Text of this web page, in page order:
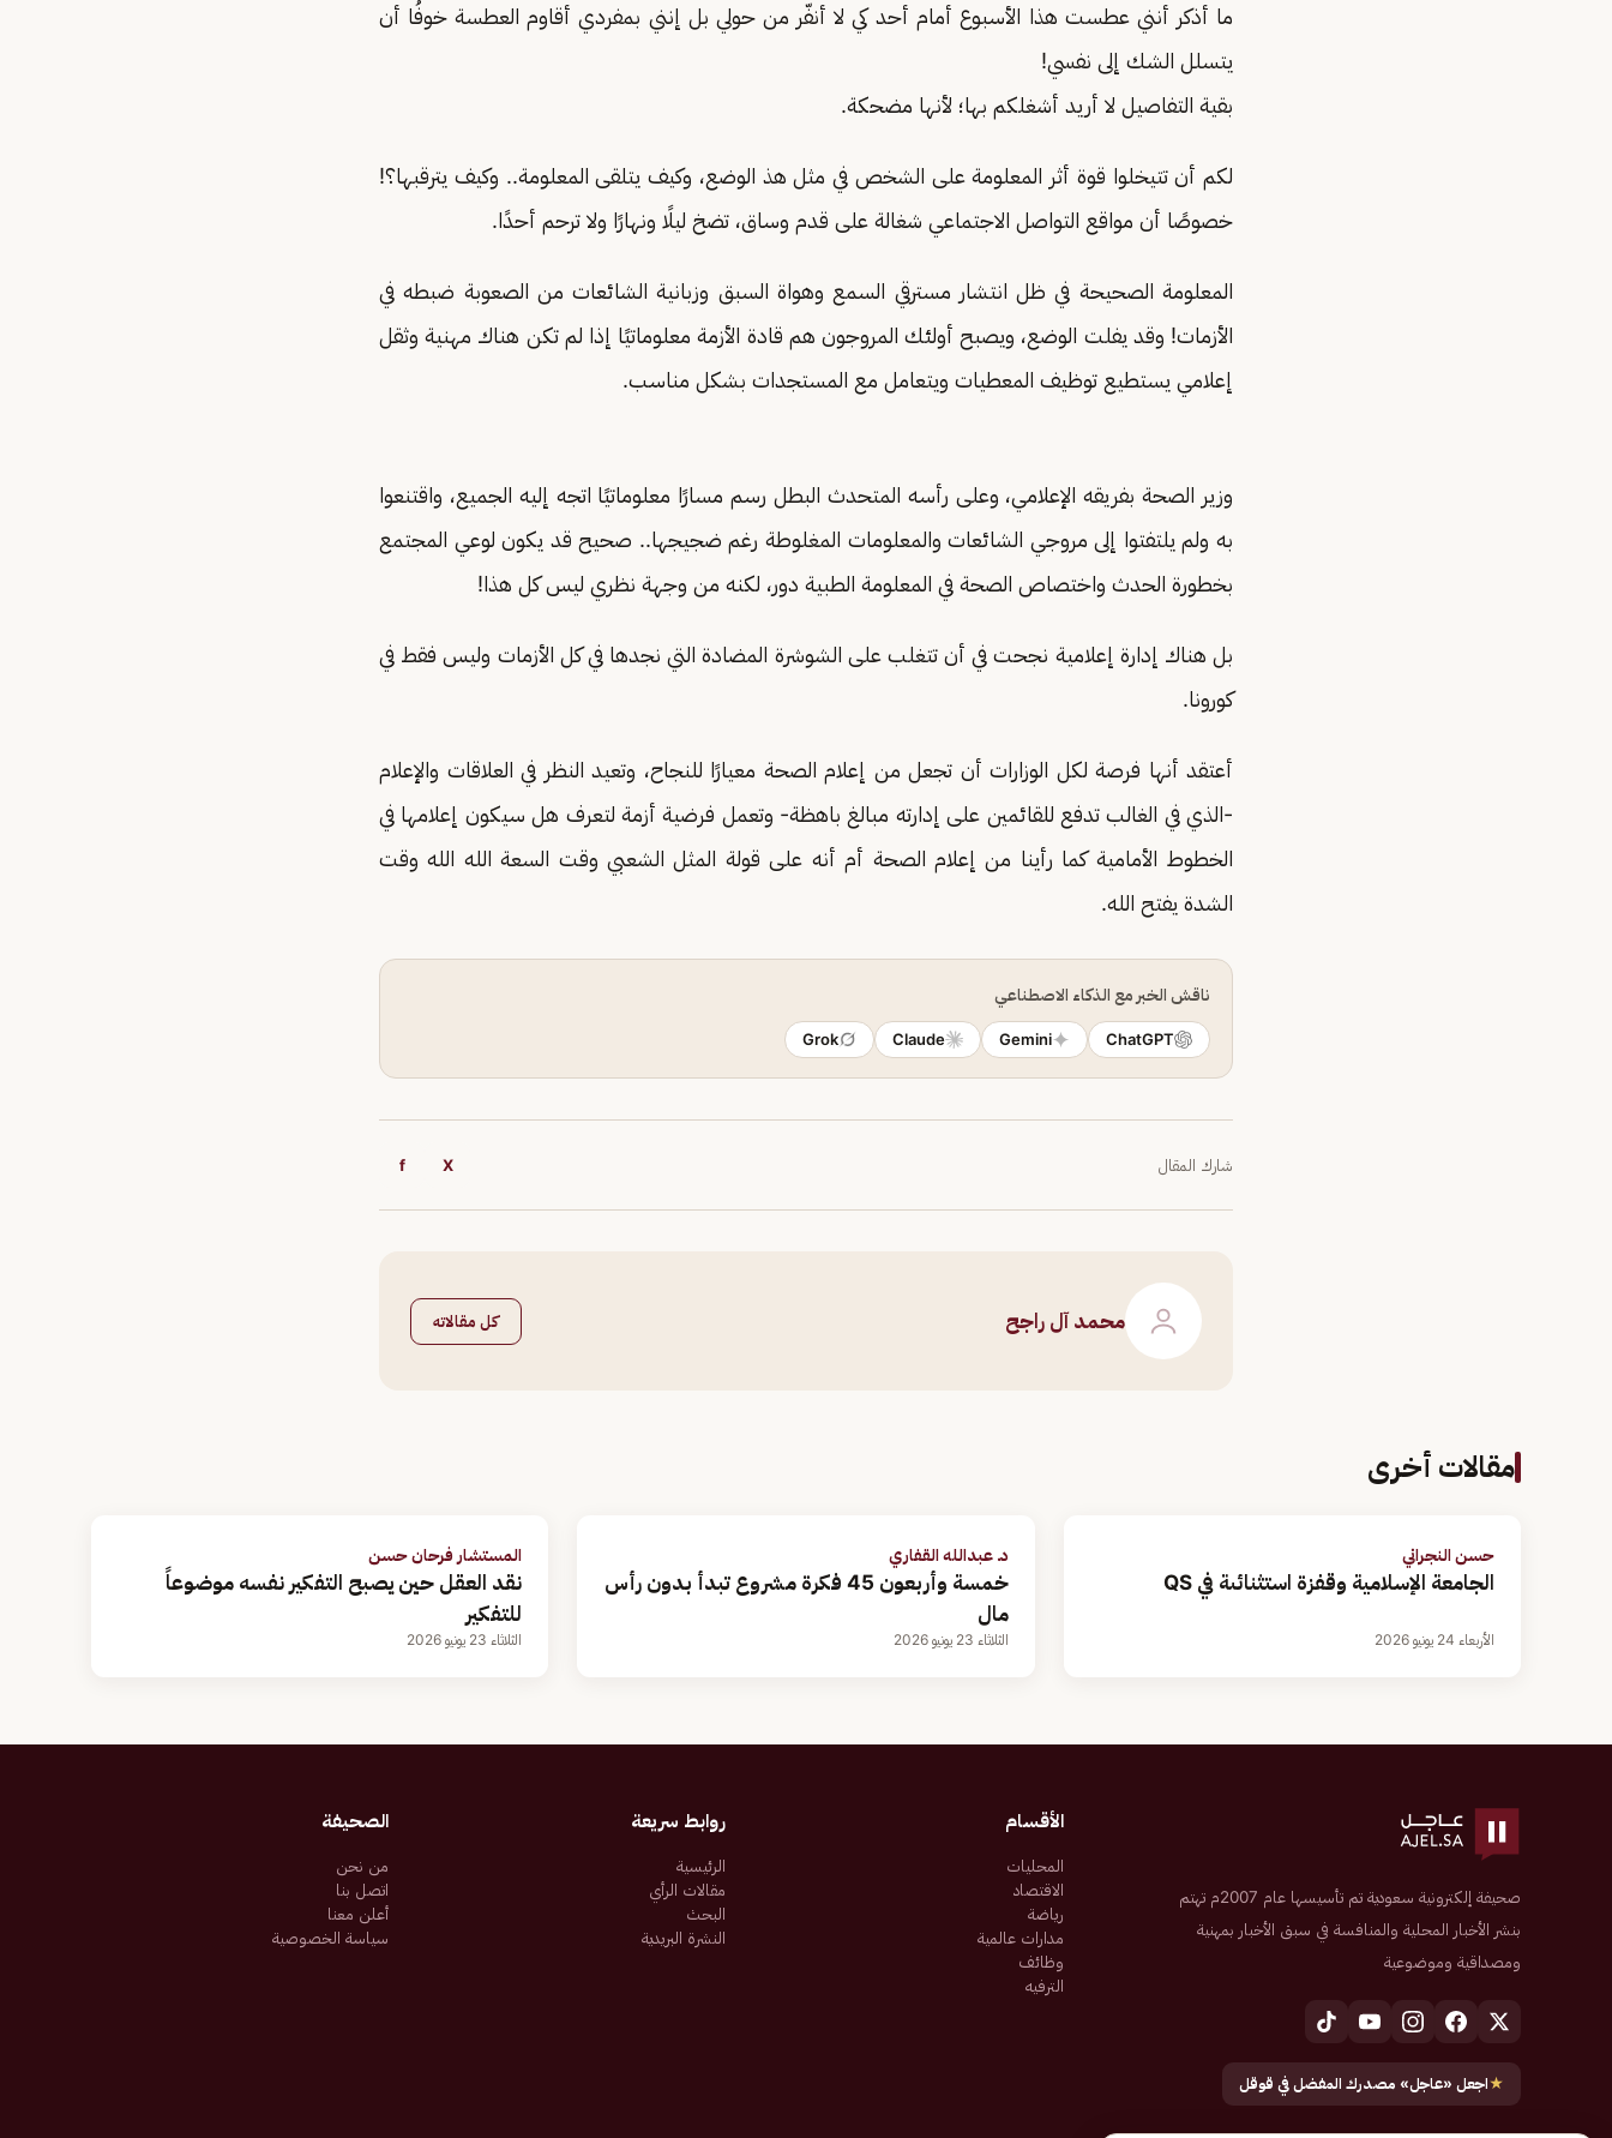
ما أذكر أنني عطست هذا الأسبوع أمام أحد كي لا أنفّر من حولي بل إنني بمفردي أقاوم العطسة خوفُا أن
يتسلل الشك إلى نفسي!
بقية التفاصيل لا أريد أشغلكم بها؛ لأنها مضحكة.
لكم أن تتيخلوا قوة أثر المعلومة على الشخص في مثل هذ الوضع، وكيف يتلقى المعلومة.. وكيف يترقبها؟!
خصوصًا أن مواقع التواصل الاجتماعي شغالة على قدم وساق، تضخ ليلًا ونهارًا ولا ترحم أحدًا.
المعلومة الصحيحة في ظل انتشار مسترقي السمع وهواة السبق وزبانية الشائعات من الصعوبة ضبطه في
الأزمات! وقد يفلت الوضع، ويصبح أولئك المروجون هم قادة الأزمة معلوماتيًا إذا لم تكن هناك مهنية وثقل
إعلامي يستطيع توظيف المعطيات ويتعامل مع المستجدات بشكل مناسب.
وزير الصحة بفريقه الإعلامي، وعلى رأسه المتحدث البطل رسم مسارًا معلوماتيًا اتجه إليه الجميع، واقتنعوا
به ولم يلتفتوا إلى مروجي الشائعات والمعلومات المغلوطة رغم ضجيجها.. صحيح قد يكون لوعي المجتمع
بخطورة الحدث واختصاص الصحة في المعلومة الطبية دور، لكنه من وجهة نظري ليس كل هذا!
بل هناك إدارة إعلامية نجحت في أن تتغلب على الشوشرة المضادة التي نجدها في كل الأزمات وليس فقط في
كورونا.
أعتقد أنها فرصة لكل الوزارات أن تجعل من إعلام الصحة معيارًا للنجاح، وتعيد النظر في العلاقات والإعلام
-الذي في الغالب تدفع للقائمين على إدارته مبالغ باهظة- وتعمل فرضية أزمة لتعرف هل سيكون إعلامها في
الخطوط الأمامية كما رأينا من إعلام الصحة أم أنه على قولة المثل الشعبي وقت السعة الله الله وقت
الشدة يفتح الله.
ناقش الخبر مع الذكاء الاصطناعي
ChatGPT
Gemini
Claude
Grok
شارك المقال X
f
محمد آل راجح كل مقالاته
مقالات أخرى
حسن النجراني
الجامعة الإسلامية وقفزة استثنائىة في QS
الأربعاء 24 يونيو 2026
د. عبدالله القفاري
خمسة وأربعون 45 فكرة مشروع تبدأ بدون رأس
مال
الثلاثاء 23 يونيو 2026
المستشار فرحان حسن
نقد العقل حين يصبح التفكير نفسه موضوعاً
للتفكير
الثلاثاء 23 يونيو 2026
صحيفة إلكترونية سعودية تم تأسيسها عام 2007م تهتم
بنشر الأخبار المحلية والمنافسة في سبق الأخبار بمهنية
ومصداقية وموضوعية
★اجعل «عاجل» مصدرك المفضل في قوقل
الأقسام
المحليات
الاقتصاد
رياضة
مدارات عالمية
وظائف
الترفيه
روابط سريعة
الرئيسية
مقالات الرأي
البحث
النشرة البريدية
الصحيفة
من نحن
اتصل بنا
أعلن معنا
سياسة الخصوصية